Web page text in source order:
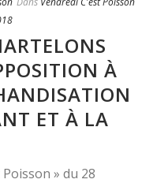
À
ET À LA
Poisson » du 28